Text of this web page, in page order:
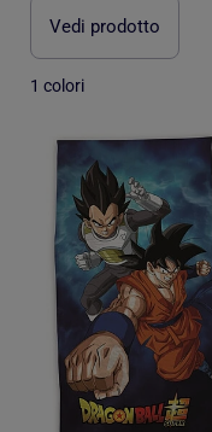
Vedi prodotto
1 colori